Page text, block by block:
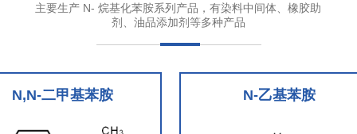
主要生产 N- 烷基化苯胺系列产品，有染料中间体、橡胶助
剂、油品添加剂等多种产品
二甲基苯胺 N-乙基苯胺